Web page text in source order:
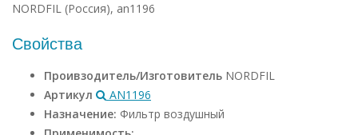
NORDFIL (Россия), an1196
Свойства
Проивзодитель/Изготовитель NORDFIL
Артикул
AN1196
Назначение: Фильтр воздушный